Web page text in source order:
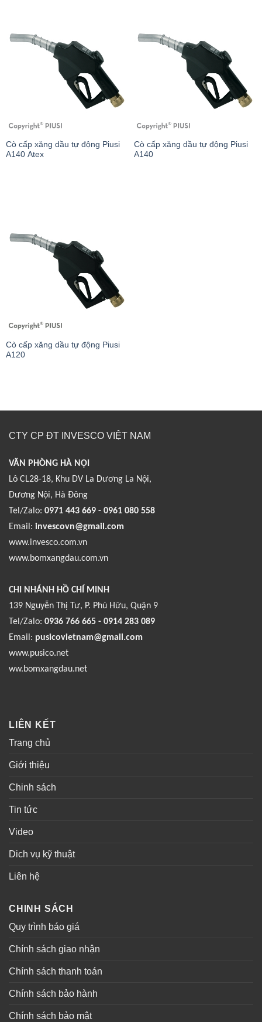
Cò cấp xăng dầu tự động Piusi
A140 Atex
Cò cấp xăng dầu tự động Piusi
A140
Cò cấp xăng dầu tự động Piusi
A120
CTY CP ĐT INVESCO VIỆT NAM
VĂN PHÒNG HÀ NỘI
Lô CL28-18, Khu DV La Dương La Nội,
Dương Nội, Hà Đông
Tel/Zalo: 0971 443 669 - 0961 080 558
Email: invescovn@gmail.com
www.invesco.com.vn
www.bomxangdau.com.vn
CHI NHÁNH HỒ CHÍ MINH
139 Nguyễn Thị Tư, P. Phú Hữu, Quận 9
Tel/Zalo: 0936 766 665 - 0914 283 089
Email: pusicovietnam@gmail.com
www.pusico.net
ww.bomxangdau.net
LIÊN KẾT
Trang chủ
Giới thiệu
Chinh sách
Tin tức
Video
Dich vụ kỹ thuật
Liên hệ
CHINH SÁCH
Quy trình báo giá
Chính sách giao nhận
Chính sách thanh toán
Chính sách bảo hành
Chính sách bảo mật